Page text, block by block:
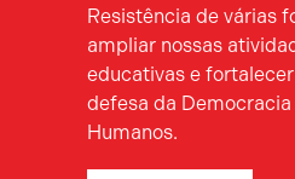
Resistência de várias
ampliar nossas
educativas e
defesa da
Humanos.